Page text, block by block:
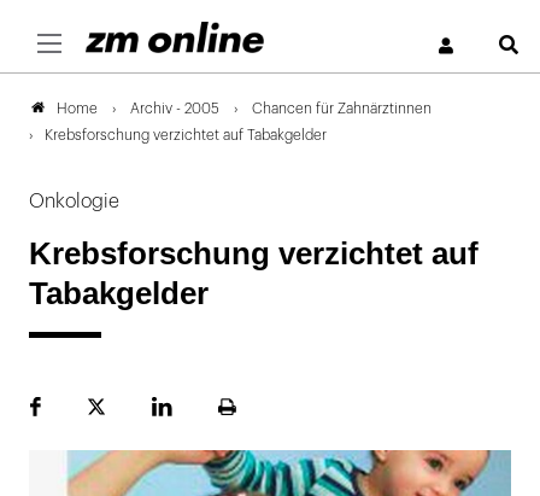
Home Archiv - 2005
Chancen für Zahnärztinnen
Krebsforschung verzichtet auf Tabakgelder
Onkologie
Krebsforschung verzichtet auf
Tabakgelder
FacebookPlattformLinekdInSeite